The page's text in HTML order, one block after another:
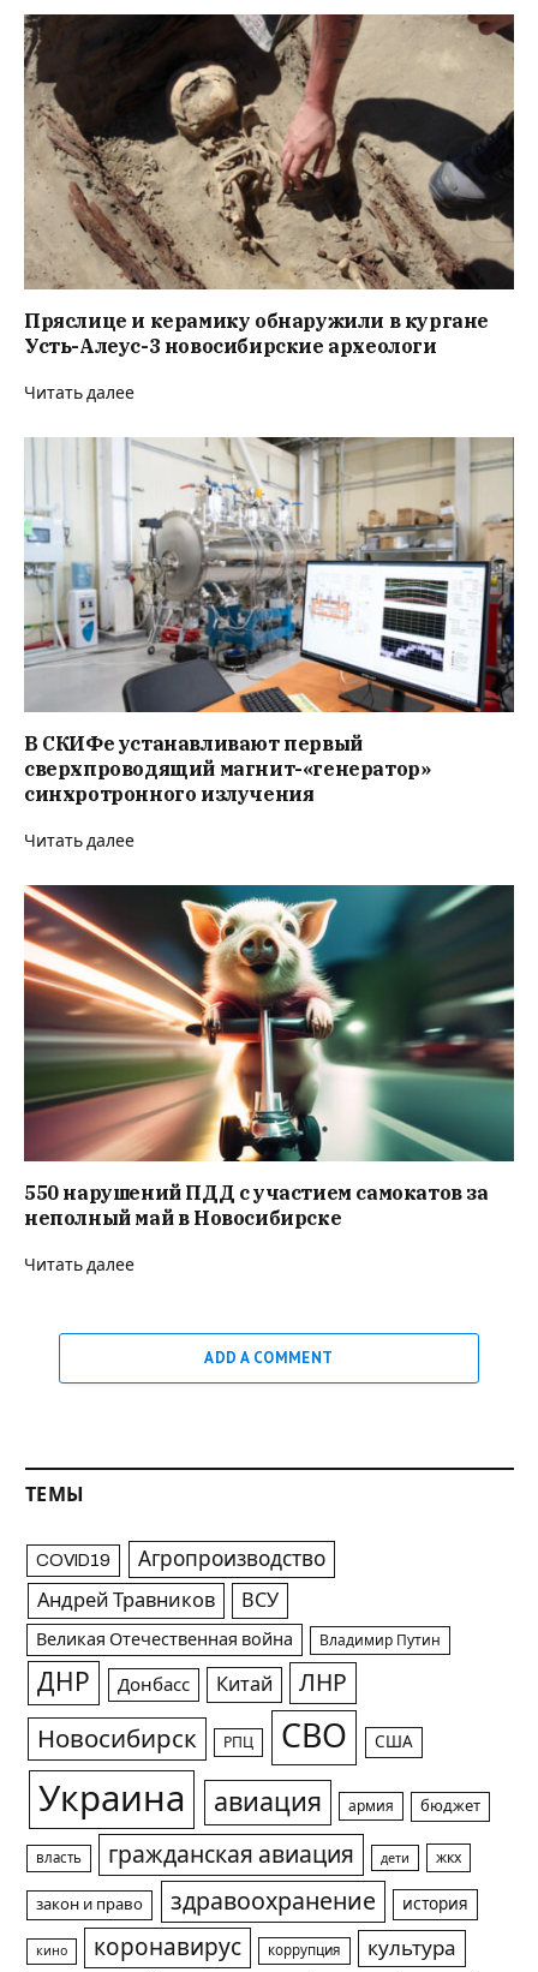
Пряслице и керамику обнаружили в кургане
Усть-Алеус-3 новосибирские археологи
Читать далее
В СКИФе устанавливают первый
сверхпроводящий магнит-«генератор»
синхротронного излучения
Читать далее
550 нарушений ПДД с участием самокатов за
неполный май в Новосибирске
Читать далее
ADD A COMMENT
ТЕМЫ
COVID19 Агропроизводство
Андрей Травников ВСУ
Великая Отечественная война Владимир Путин
ДНР Донбасс Китай ЛНР
Новосибирск РПЦ СВО США
Украина авиация армия бюджет
власть гражданская авиация дети жкх
закон и право здравоохранение история
кино коронавирус коррупция
культура